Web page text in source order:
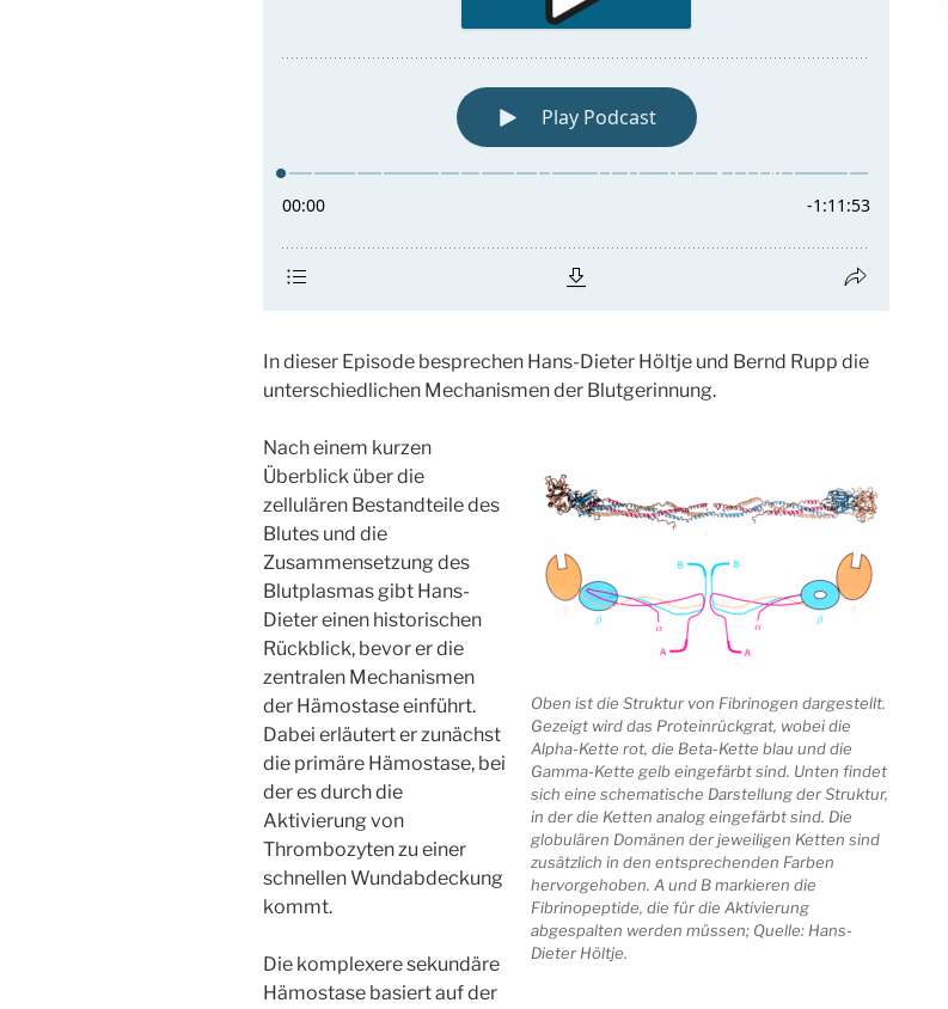
In dieser Episode besprechen Hans-Dieter Höltje und Bernd Rupp die
unterschiedlichen Mechanismen der Blutgerinnung.
Oben ist die Struktur von Fibrinogen dargestellt.
Gezeigt wird das Proteinrückgrat, wobei die
Alpha-Kette rot, die Beta-Kette blau und die
Gamma-Kette gelb eingefärbt sind. Unten findet
sich eine schematische Darstellung der Struktur,
in der die Ketten analog eingefärbt sind. Die
globulären Domänen der jeweiligen Ketten sind
zusätzlich in den entsprechenden Farben
hervorgehoben. A und B markieren die
Fibrinopeptide, die für die Aktivierung
abgespalten werden müssen; Quelle: Hans-
Dieter Höltje.
Nach einem kurzen
Überblick über die
zellulären Bestandteile des
Blutes und die
Zusammensetzung des
Blutplasmas gibt Hans-
Dieter einen historischen
Rückblick, bevor er die
zentralen Mechanismen
der Hämostase einführt.
Dabei erläutert er zunächst
die primäre Hämostase, bei
der es durch die
Aktivierung von
Thrombozyten zu einer
schnellen Wundabdeckung
kommt.
Die komplexere sekundäre
Hämostase basiert auf der